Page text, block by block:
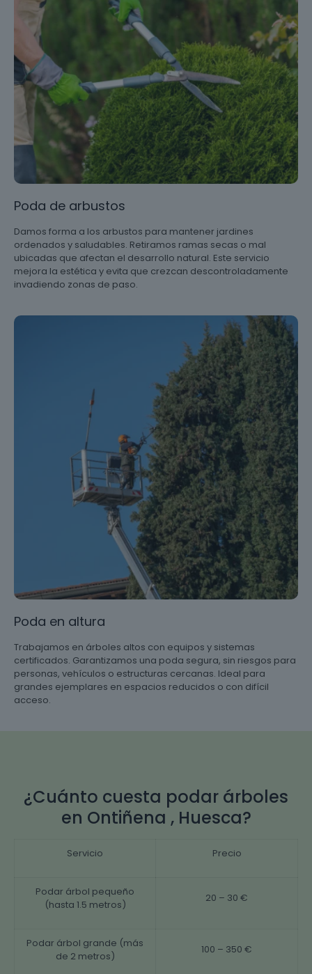
Poda de arbustos
Damos forma a los arbustos para mantener jardines
ordenados y saludables. Retiramos ramas secas o mal
ubicadas que afectan el desarrollo natural. Este servicio
mejora la estética y evita que crezcan descontroladamente
invadiendo zonas de paso.
Poda en altura
Trabajamos en árboles altos con equipos y sistemas
certificados. Garantizamos una poda segura, sin riesgos para
personas, vehículos o estructuras cercanas. Ideal para
grandes ejemplares en espacios reducidos o con difícil
acceso.
¿Cuánto cuesta podar árboles
en Ontiñena , Huesca?
Servicio Precio
Podar árbol pequeño
(hasta 1.5 metros)
20 – 30 €
Podar árbol grande (más
de 2 metros)
100 – 350 €